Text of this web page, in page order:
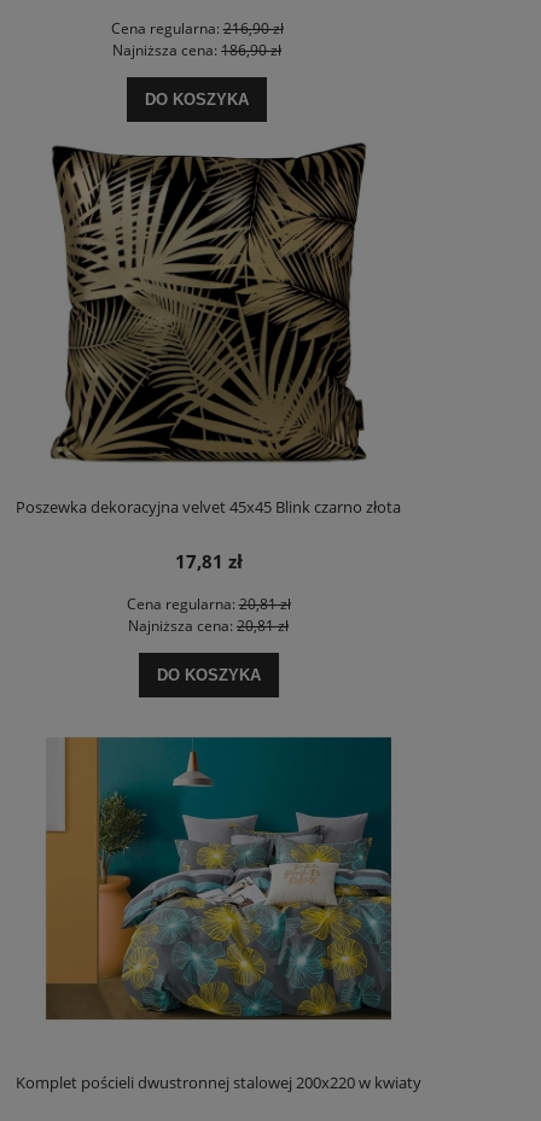
Cena regularna:216,90 zł
Najniższa cena: 186,90 zł
DO KOSZYKA
Poszewka dekoracyjna velvet 45x45 Blink czarno złota
17,81 zł
Cena regularna:20,81 zł
Najniższa cena: 20,81 zł
DO KOSZYKA
Komplet pościeli dwustronnej stalowej 200x220 w kwiaty